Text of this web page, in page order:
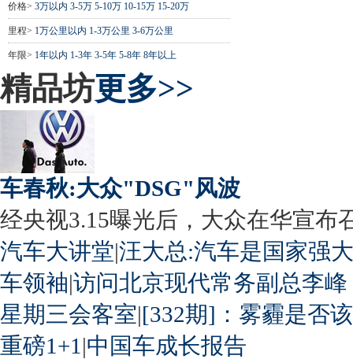
价格> 3万以内 3-5万 5-10万 10-15万 15-20万
里程> 1万公里以内 1-3万公里 3-6万公里
年限> 1年以内 1-3年 3-5年 5-8年 8年以上
精品坊更多>>
车春秋:大众"DSG"风波
经央视3.15曝光后，大众在华宣布
汽车大讲堂|汪大总:汽车是国家强
车领袖|访问北京现代常务副总李峰
星期三会客室|[332期]：雾霾是否
重磅1+1 |中国车成长报告